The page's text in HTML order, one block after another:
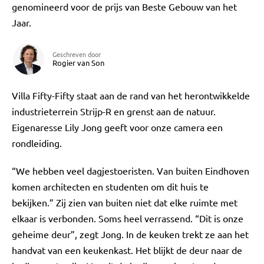
genomineerd voor de prijs van Beste Gebouw van het
Jaar.
Geschreven door
Rogier van Son
Villa Fifty-Fifty staat aan de rand van het herontwikkelde
industrieterrein Strijp-R en grenst aan de natuur.
Eigenaresse Lily Jong geeft voor onze camera een
rondleiding.
“We hebben veel dagjestoeristen. Van buiten Eindhoven
komen architecten en studenten om dit huis te
bekijken.” Zij zien van buiten niet dat elke ruimte met
elkaar is verbonden. Soms heel verrassend. “Dit is onze
geheime deur”, zegt Jong. In de keuken trekt ze aan het
handvat van een keukenkast. Het blijkt de deur naar de